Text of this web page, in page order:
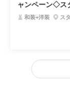
ャンペーン◇ス
装１点＆ドレス
和装+洋装 ス